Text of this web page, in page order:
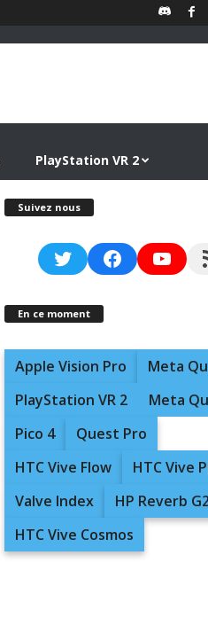
PlayStation VR 2
Suivez nous
TwitterFacebook
En ce moment
Apple Vision Pro
Meta
PlayStation VR 2
Meta
Pico 4
Quest Pro
HTC Vive Flow
HTC Vive
Valve Index
HP Reverb
HTC Vive Cosmos